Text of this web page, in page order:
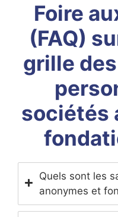
Foire
(FAQ)
grille
sociétés
Quels sont les
anonymes et